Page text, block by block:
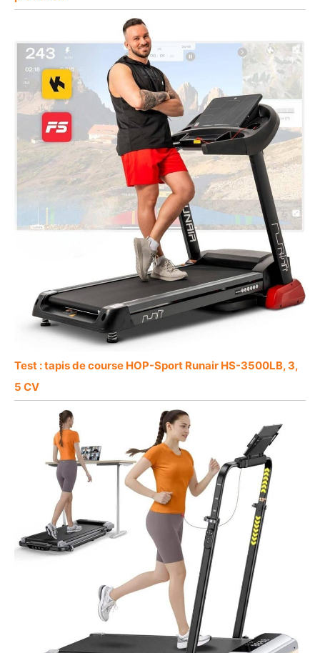
Test : tapis de course HOP-Sport Runair HS-3500LB, 3,
5 CV